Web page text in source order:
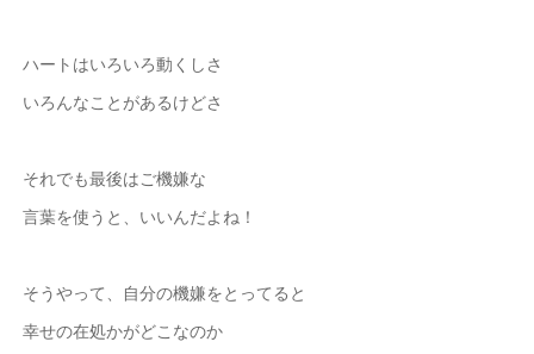
ハートはいろいろ動くしさ
いろんなことがあるけどさ
それでも最後はご機嫌な
言葉を使うと、いいんだよね！
そうやって、自分の機嫌をとってると
幸せの在処かがどこなのか